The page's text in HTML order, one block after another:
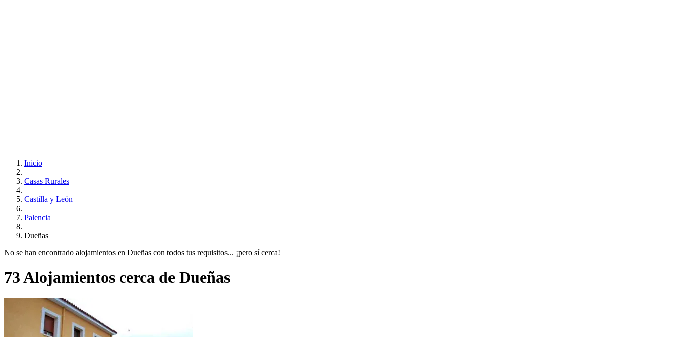
Inicio
Casas Rurales
Castilla y León
Palencia
Dueñas
No se han encontrado alojamientos en Dueñas con todos tus requisitos... ¡pero sí cerca!
73 Alojamientos cerca de Dueñas